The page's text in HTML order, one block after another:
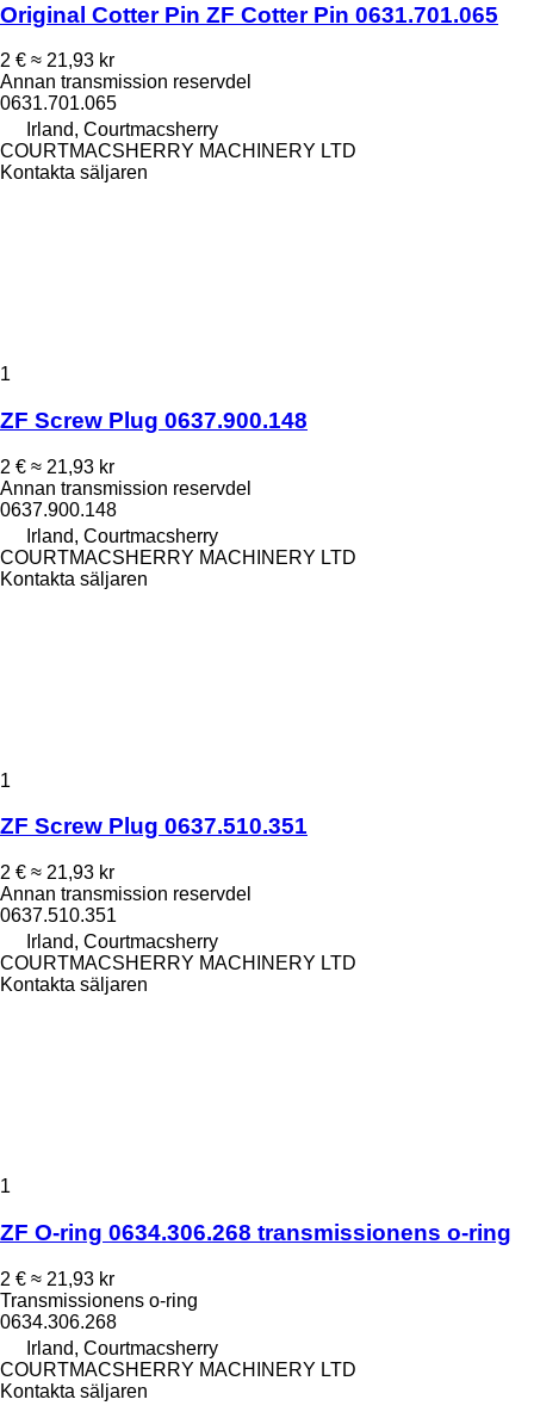
Original Cotter Pin ZF Cotter Pin 0631.701.065
2 € ≈ 21,93 kr
Annan transmission reservdel
0631.701.065
Irland, Courtmacsherry
COURTMACSHERRY MACHINERY LTD
Kontakta säljaren
1
ZF Screw Plug 0637.900.148
2 € ≈ 21,93 kr
Annan transmission reservdel
0637.900.148
Irland, Courtmacsherry
COURTMACSHERRY MACHINERY LTD
Kontakta säljaren
1
ZF Screw Plug 0637.510.351
2 € ≈ 21,93 kr
Annan transmission reservdel
0637.510.351
Irland, Courtmacsherry
COURTMACSHERRY MACHINERY LTD
Kontakta säljaren
1
ZF O-ring 0634.306.268 transmissionens o-ring
2 € ≈ 21,93 kr
Transmissionens o-ring
0634.306.268
Irland, Courtmacsherry
COURTMACSHERRY MACHINERY LTD
Kontakta säljaren